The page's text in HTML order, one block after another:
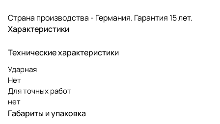
Страна производства - Германия. Гарантия 15 лет.
Характеристики
Технические характеристики
Ударная
Нет
Для точных работ
нет
Габариты и упаковка